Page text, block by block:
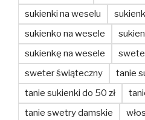
sukienki na weselu
sukienko na wesele
sukienkę na wesele
sweter świąteczny
tanie
tanie sukienki do 50 zł
tanie swetry damskie